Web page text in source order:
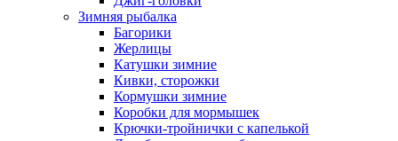
Зимняя рыбалка
Багорики
Жерлицы
Катушки зимние
Кивки, сторожки
Кормушки зимние
Коробки для мормышек
Крючки-тройнички с капелькой